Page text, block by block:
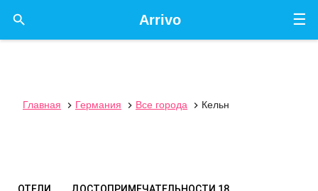
☰
Arrivo

Главная  Германия  Все города  Кельн